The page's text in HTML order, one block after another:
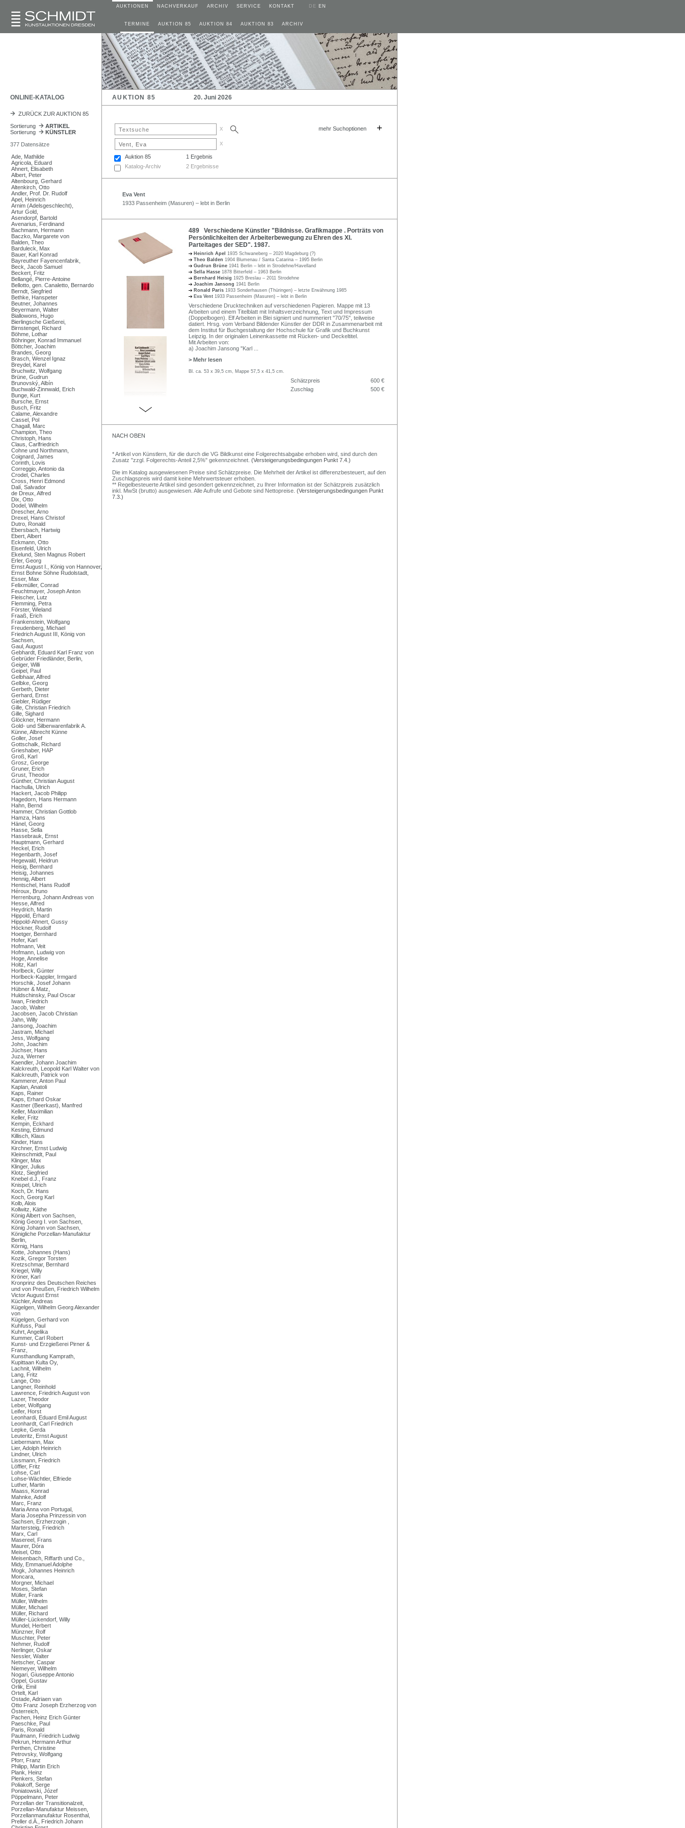
AUKTIONEN NACHVERKAUF ARCHIV SERVICE KONTAKT DE EN
TERMINE AUKTION 85 AUKTION 84 AUKTION 83 ARCHIV
ONLINE-KATALOG AUKTION 85 20. Juni 2026
ZURÜCK ZUR AUKTION 85
Sortierung
ARTIKEL
Sortierung
KÜNSTLER
377 Datensätze
Ade, Mathilde
Agricola, Eduard
Ahnert, Elisabeth
Albert, Peter
Altenbourg, Gerhard
Altenkirch, Otto
Andler, Prof. Dr. Rudolf
Apel, Heinrich
Arnim (Adelsgeschlecht),
Artur Gold,
Asendorpf, Bartold
Avenarius, Ferdinand
Bachmann, Hermann
Baczko, Margarete von
Balden, Theo
Barduleck, Max
Bauer, Karl Konrad
Bayreuther Fayencenfabrik,
Beck, Jacob Samuel
Beckert, Fritz
Bellangé, Pierre-Antoine
Bellotto, gen. Canaletto, Bernardo
Berndt, Siegfried
Bethke, Hanspeter
Beutner, Johannes
Beyermann, Walter
Biallowons, Hugo
Bierlingsche Gießerei,
Birnstengel, Richard
Böhme, Lothar
Böhringer, Konrad Immanuel
Böttcher, Joachim
Brandes, Georg
Brasch, Wenzel Ignaz
Breydel, Karel
Bruchwitz, Wolfgang
Brüne, Gudrun
Brunovský, Albín
Buchwald-Zinnwald, Erich
Bunge, Kurt
Bursche, Ernst
Busch, Fritz
Calame, Alexandre
Cassel, Pol
Chagall, Marc
Champion, Theo
Christoph, Hans
Claus, Carlfriedrich
Cohne und Northmann,
Coignard, James
Corinth, Lovis
Correggio, Antonio da
Crodel, Charles
Cross, Henri Edmond
Dalí, Salvador
de Dreux, Alfred
Dix, Otto
Dodel, Wilhelm
Drescher, Arno
Drexel, Hans Christof
Dutro, Ronald
Ebersbach, Hartwig
Ebert, Albert
Eckmann, Otto
Eisenfeld, Ulrich
Ekelund, Sten Magnus Robert
Erler, Georg
Ernst August I., König von Hannover,
Ernst Bohne Söhne Rudolstadt,
Esser, Max
Felixmüller, Conrad
Feuchtmayer, Joseph Anton
Fleischer, Lutz
Flemming, Petra
Förster, Wieland
Fraaß, Erich
Frankenstein, Wolfgang
Freudenberg, Michael
Friedrich August III, König von
Sachsen,
Gaul, August
Gebhardt, Eduard Karl Franz von
Gebrüder Friedländer, Berlin,
Geiger, Willi
Geipel, Paul
Gelbhaar, Alfred
Gelbke, Georg
Gerbeth, Dieter
Gerhard, Ernst
Giebler, Rüdiger
Gille, Christian Friedrich
Gille, Sighard
Glöckner, Hermann
Gold- und Silberwarenfabrik A.
Künne, Albrecht Künne
Goller, Josef
Gottschalk, Richard
Grieshaber, HAP
Groß, Karl
Grosz, George
Gruner, Erich
Grust, Theodor
Günther, Christian August
Hachulla, Ulrich
Hackert, Jacob Philipp
Hagedorn, Hans Hermann
Hahn, Bernd
Hammer, Christian Gottlob
Hamza, Hans
Hänel, Georg
Hasse, Sella
Hassebrauk, Ernst
Hauptmann, Gerhard
Heckel, Erich
Hegenbarth, Josef
Hegewald, Heidrun
Heisig, Bernhard
Heisig, Johannes
Hennig, Albert
Hentschel, Hans Rudolf
Héroux, Bruno
Herrenburg, Johann Andreas von
Hesse, Alfred
Heydrich, Martin
Hippold, Erhard
Hippold-Ahnert, Gussy
Höckner, Rudolf
Hoetger, Bernhard
Hofer, Karl
Hofmann, Veit
Hofmann, Ludwig von
Hoge, Annelise
Holtz, Karl
Horlbeck, Günter
Horlbeck-Kappler, Irmgard
Horschik, Josef Johann
Hübner & Matz,
Huldschinsky, Paul Oscar
Iwan, Friedrich
Jacob, Walter
Jacobsen, Jacob Christian
Jahn, Willy
Jansong, Joachim
Jastram, Michael
Jess, Wolfgang
John, Joachim
Jüchser, Hans
Juza, Werner
Kaendler, Johann Joachim
Kalckreuth, Leopold Karl Walter von
Kalckreuth, Patrick von
Kammerer, Anton Paul
Kaplan, Anatoli
Kaps, Rainer
Kaps, Erhard Oskar
Kastner (Beerkast), Manfred
Keller, Maximilian
Keller, Fritz
Kempin, Eckhard
Kesting, Edmund
Killisch, Klaus
Kinder, Hans
Kirchner, Ernst Ludwig
Kleinschmidt, Paul
Klinger, Max
Klinger, Julius
Klotz, Siegfried
Knebel d.J., Franz
Knispel, Ulrich
Koch, Dr. Hans
Koch, Georg Karl
Kolb, Alois
Kollwitz, Käthe
König Albert von Sachsen,
König Georg I. von Sachsen,
König Johann von Sachsen,
Königliche Porzellan-Manufaktur
Berlin,
Körnig, Hans
Kotte, Johannes (Hans)
Kozik, Gregor Torsten
Kretzschmar, Bernhard
Kriegel, Willy
Kröner, Karl
Kronprinz des Deutschen Reiches
und von Preußen, Friedrich Wilhelm
Victor August Ernst
Küchler, Andreas
Kügelgen, Wilhelm Georg Alexander
von
Kügelgen, Gerhard von
Kuhfuss, Paul
Kuhrt, Angelika
Kummer, Carl Robert
Kunst- und Erzgießerei Pirner &
Franz,
Kunsthandlung Kamprath,
Kupittaan Kulta Oy,
Lachnit, Wilhelm
Lang, Fritz
Lange, Otto
Langner, Reinhold
Lawrence, Friedrich August von
Lazer, Theodor
Leber, Wolfgang
Leifer, Horst
Leonhardi, Eduard Emil August
Leonhardt, Carl Friedrich
Lepke, Gerda
Leuteritz, Ernst August
Liebermann, Max
Lier, Adolph Heinrich
Lindner, Ulrich
Lissmann, Friedrich
Löffler, Fritz
Lohse, Carl
Lohse-Wächtler, Elfriede
Luther, Martin
Maass, Konrad
Mahnke, Adolf
Marc, Franz
Maria Anna von Portugal,
Maria Josepha Prinzessin von
Sachsen, Erzherzogin ,
Martersteig, Friedrich
Marx, Carl
Masereel, Frans
Maurer, Dóra
Meisel, Otto
Meisenbach, Riffarth und Co.,
Midy, Emmanuel Adolphe
Mogk, Johannes Heinrich
Moncara,
Morgner, Michael
Moses, Stefan
Müller, Frank
Müller, Wilhelm
Müller, Michael
Müller, Richard
Müller-Lückendorf, Willy
Mundel, Herbert
Münzner, Rolf
Muschter, Peter
Nehmer, Rudolf
Nerlinger, Oskar
Nessler, Walter
Netscher, Caspar
Niemeyer, Wilhelm
Nogari, Giuseppe Antonio
Oppel, Gustav
Orlik, Emil
Ortelt, Karl
Ostade, Adriaen van
Otto Franz Joseph Erzherzog von
Österreich,
Pachen, Heinz Erich Günter
Paeschke, Paul
Paris, Ronald
Paulmann, Friedrich Ludwig
Pekrun, Hermann Arthur
Perthen, Christine
Petrovsky, Wolfgang
Pforr, Franz
Philipp, Martin Erich
Plank, Heinz
Plenkers, Stefan
Poliakoff, Serge
Poniatowski, Józef
Pöppelmann, Peter
Porzellan der Transitionalzeit,
Porzellan-Manufaktur Meissen,
Porzellanmanufaktur Rosenthal,
Preller d.Ä., Friedrich Johann
x mehr Suchoptionen +
x
Auktion 85
1 Ergebnis
Katalog-Archiv
2 Ergebnisse
Eva Vent
1933 Passenheim (Masuren) – lebt in Berlin
489 Verschiedene Künstler "Bildnisse. Grafikmappe . Porträts von
Persönlichkeiten der Arbeiterbewegung zu Ehren des XI.
Parteitages der SED". 1987.
Heinrich Apel 1935 Schwaneberg – 2020 Magdeburg (?)
Theo Balden 1904 Blumenau / Santa Catarina – 1995 Berlin
Gudrun Brüne 1941 Berlin – lebt in Strodehne/Havelland
Sella Hasse 1878 Bitterfeld – 1963 Berlin
Bernhard Heisig 1925 Breslau – 2011 Strodehne
Joachim Jansong 1941 Berlin
Ronald Paris 1933 Sonderhausen (Thüringen) – letzte Erwähnung 1985
Eva Vent 1933 Passenheim (Masuren) – lebt in Berlin
Verschiedene Drucktechniken auf verschiedenen Papieren. Mappe mit 13
Arbeiten und einem Titelblatt mit Inhaltsverzeichnung, Text und Impressum
(Doppelbogen). Elf Arbeiten in Blei signiert und nummeriert "70/75", teilweise
datiert. Hrsg. vom Verband Bildender Künstler der DDR in Zusammenarbeit mit
dem Institut für Buchgestaltung der Hochschule für Grafik und Buchkunst
Leipzig. In der originalen Leinenkassette mit Rücken- und Deckeltitel.
Mit Arbeiten von:
a) Joachim Jansong "Karl
> Mehr lesen
Bl. ca. 53 x 39,5 cm, Mappe 57,5 x 41,5 cm.
Schätzpreis
600 €
Zuschlag
500 €
NACH OBEN
* Artikel von Künstlern, für die durch die VG Bildkunst eine Folgerechtsabgabe erhoben wird, sind durch den
Zusatz "zzgl. Folgerechts-Anteil 2,5%" gekennzeichnet. (Versteigerungsbedingungen Punkt 7.4.)
Die im Katalog ausgewiesenen Preise sind Schätzpreise. Die Mehrheit der Artikel ist differenzbesteuert, auf den
Zuschlagspreis wird damit keine Mehrwertsteuer erhoben.
** Regelbesteuerte Artikel sind gesondert gekennzeichnet, zu Ihrer Information ist der Schätzpreis zusätzlich
inkl. MwSt (brutto) ausgewiesen. Alle Aufrufe und Gebote sind Nettopreise. (Versteigerungsbedingungen Punkt
7.3.)